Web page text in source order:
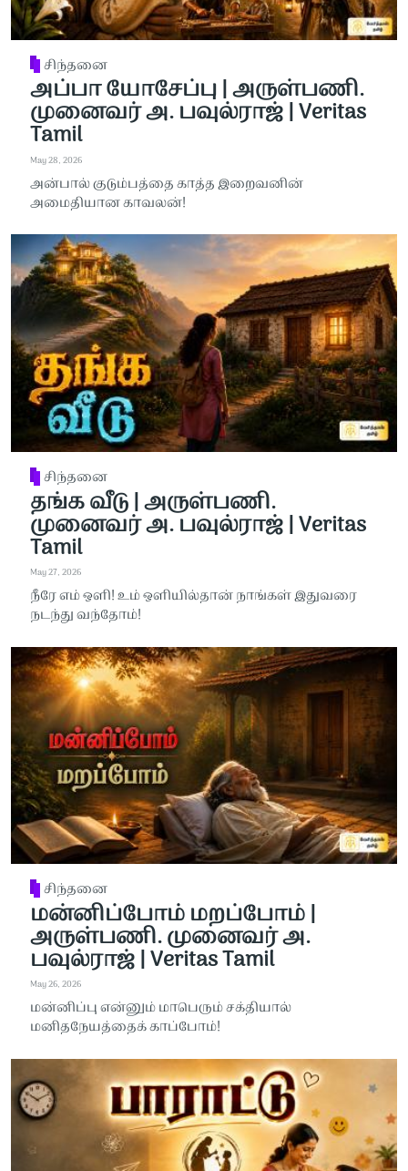
சிந்தனை
அப்பா யோசேப்பு | அருள்பணி.
முனைவர் அ. பவுல்ராஜ் | Veritas
Tamil
May 28, 2026
அன்பால் குடும்பத்தை காத்த இறைவனின்
அமைதியான காவலன்!
சிந்தனை
தங்க வீடு | அருள்பணி.
முனைவர் அ. பவுல்ராஜ் | Veritas
Tamil
May 27, 2026
நீரே எம் ஒளி! உம் ஒளியில்தான் நாங்கள் இதுவரை
நடந்து வந்தோம்!
சிந்தனை
மன்னிப்போம் மறப்போம் |
அருள்பணி. முனைவர் அ.
பவுல்ராஜ் | Veritas Tamil
May 26, 2026
மன்னிப்பு என்னும் மாபெரும் சக்தியால்
மனிதநேயத்தைக் காப்போம்!